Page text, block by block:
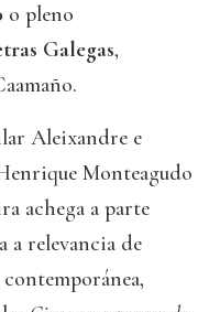
o pleno
Galegas,
Aleixandre e
Monteagudo
achega a parte
a relevancia de